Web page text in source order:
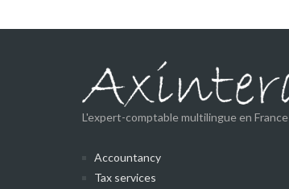
L'expert-comptable multilingue en France
Accountancy
Tax services